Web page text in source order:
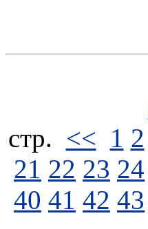
стp. << 1 2
21 22 23 24
40 41 42 43